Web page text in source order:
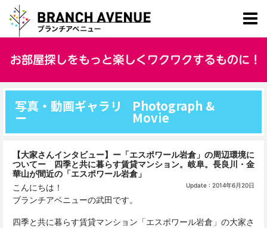
写真・動画ギャラリ
ー
Photograph &
Movie
【大家さんインタビュー】ー「エスポワール岩倉」の周辺環境に
ついてー 四季と共に暮らす賃貸マンション。岐阜。長良川・金
華山が間近の「エスポワール岩倉」
Update : 2014年6月20日
こんにちは！
ブランチアベニューの武田です。
四季と共に暮らす賃貸マンション「エスポワール岩倉」の大家さ